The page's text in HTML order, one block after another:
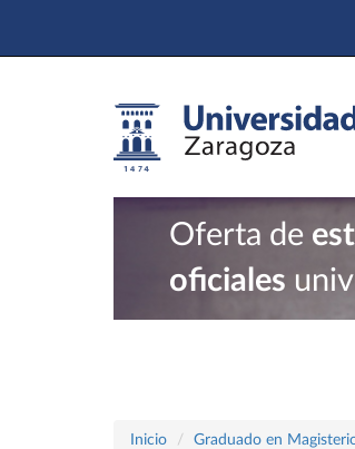
Oferta de
oficiales
Inicio Graduado en